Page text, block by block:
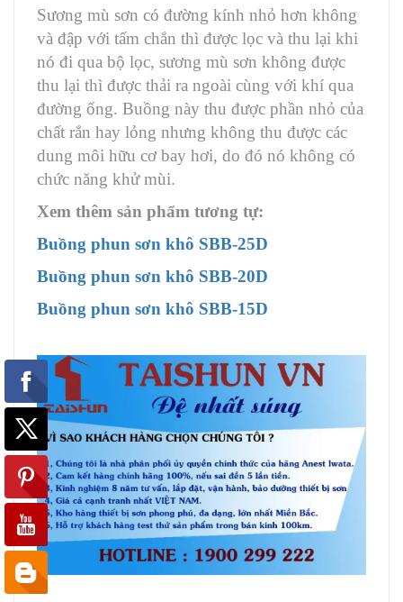
Sương mù sơn có đường kính nhỏ hơn không
và đập với tấm chắn thì được lọc và thu lại khi
nó đi qua bộ lọc, sương mù sơn không được
thu lại thì được thải ra ngoài cùng với khí qua
đường ống. Buồng này thu được phần nhỏ của
chất rắn hay lỏng nhưng không thu được các
dung môi hữu cơ bay hơi, do đó nó không có
chức năng khử mùi.
Xem thêm sản phẩm tương tự:
Buồng phun sơn khô SBB-25D
Buồng phun sơn khô SBB-20D
Buồng phun sơn khô SBB-15D